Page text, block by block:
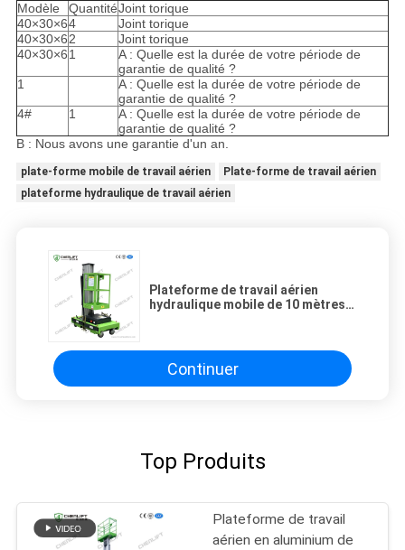
Modèle
QuantitéJoint torique
40×30×64
Joint torique
40×30×62
Joint torique
40×30×61
A : Quelle est la durée de votre période de
garantie de qualité ?
1
A : Quelle est la durée de votre période de
garantie de qualité ?
4#
1
A : Quelle est la durée de votre période de
garantie de qualité ?
B : Nous avons une garantie d'un an.
plate-forme mobile de travail aérien
Plate-forme de travail aérien
plateforme hydraulique de travail aérien
Plateforme de travail aérien
hydraulique mobile de 10 mètres
Continuer
Top Produits
Plateforme de travail
aérien en aluminium de